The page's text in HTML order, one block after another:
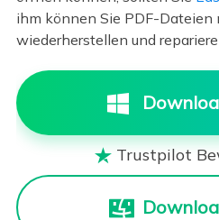
ihm können Sie PDF-
wiederherstellen und
 Trustpilot